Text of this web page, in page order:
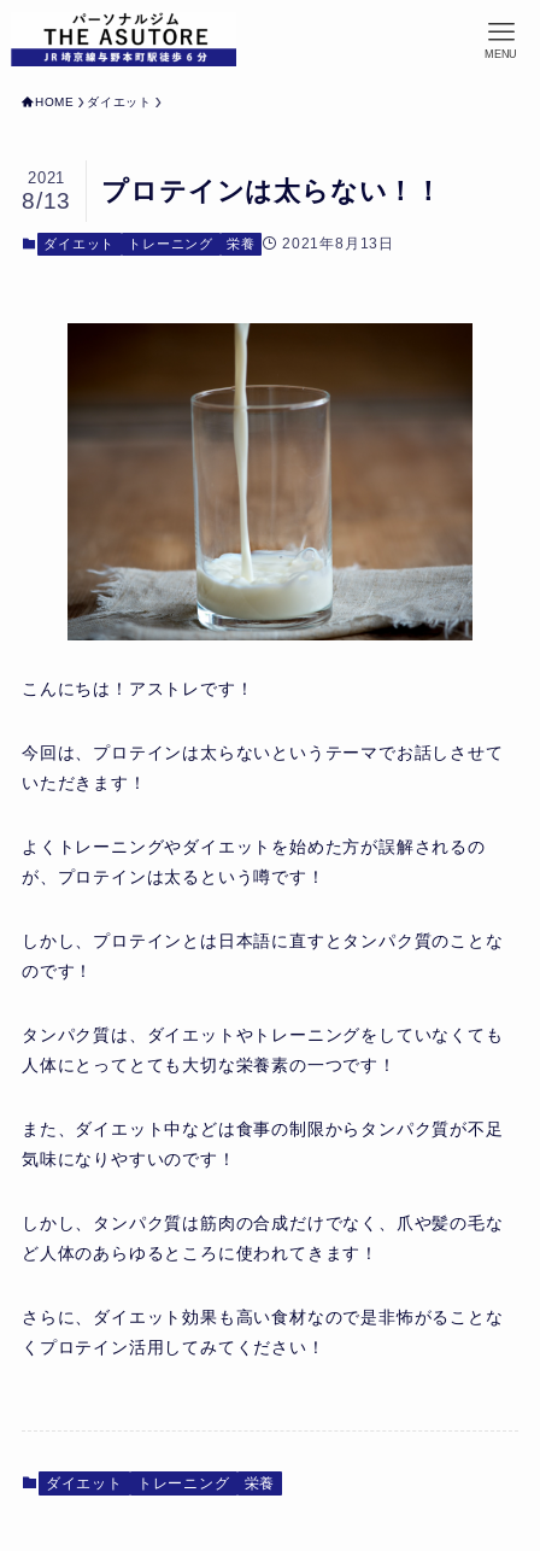
MENU
HOME ダイエット
プロテインは太らない！！
2021
8/13
ダイエット トレーニング 栄養 2021年8月13日
こんにちは！アストレです！
今回は、プロテインは太らないというテーマでお話しさせて
いただきます！
よくトレーニングやダイエットを始めた方が誤解されるの
が、プロテインは太るという噂です！
しかし、プロテインとは日本語に直すとタンパク質のことな
のです！
タンパク質は、ダイエットやトレーニングをしていなくても
人体にとってとても大切な栄養素の一つです！
また、ダイエット中などは食事の制限からタンパク質が不足
気味になりやすいのです！
しかし、タンパク質は筋肉の合成だけでなく、爪や髪の毛な
ど人体のあらゆるところに使われてきます！
さらに、ダイエット効果も高い食材なので是非怖がることな
くプロテイン活用してみてください！
ダイエット トレーニング 栄養